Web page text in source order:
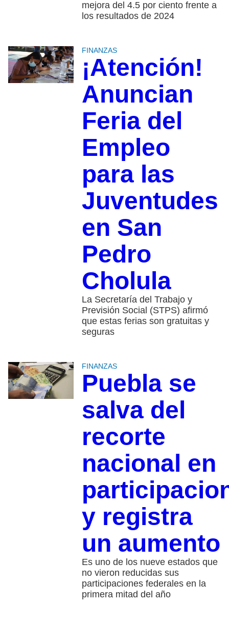
mejora del 4.5 por ciento frente a
los resultados de 2024
FINANZAS
¡Atención!
Anuncian
Feria del
Empleo
para las
Juventudes
en San
Pedro
Cholula
La Secretaría del Trabajo y
Previsión Social (STPS) afirmó
que estas ferias son gratuitas y
seguras
FINANZAS
Puebla se
salva del
recorte
nacional en
y registra
un aumento
Es uno de los nueve estados que
no vieron reducidas sus
participaciones federales en la
primera mitad del año